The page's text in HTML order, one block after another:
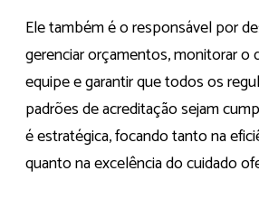
Ele também é o responsável por
gerenciar orçamentos, monitorar o
equipe e garantir que todos os
padrões de acreditação sejam
é estratégica, focando tanto na
quanto na excelência do cuidado